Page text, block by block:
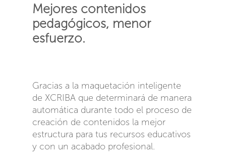
Mejores contenidos
pedagógicos, menor
esfuerzo.
Gracias a la maquetación inteligente
de XCRIBA que determinará de manera
automática durante todo el proceso de
creación de contenidos la mejor
estructura para tus recursos educativos
y con un acabado profesional.